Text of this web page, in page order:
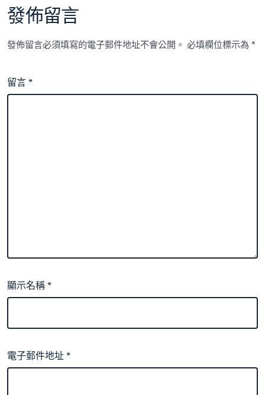
發佈留言
發佈留言必須填寫的電子郵件地址不會公開。 必填欄位標示為*
留言*
顯示名稱*
電子郵件地址*